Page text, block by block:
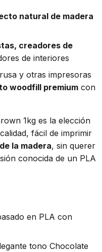
natural de madera
creadores de
de interiores
y otras impresoras
woodfill premium con
1kg es la elección
fácil de imprimir
la madera, sin querer
conocida de un PLA
en PLA con
tono Chocolate